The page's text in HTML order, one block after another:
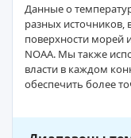
Данные о
разных источников,
поверхности морей
NOAA. Мы также
власти в каждом
обеспечить более